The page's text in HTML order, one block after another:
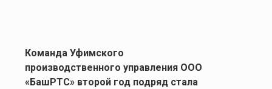
Команда Уфимского
производственного управления ООО
«БашРТС» второй год подряд стала